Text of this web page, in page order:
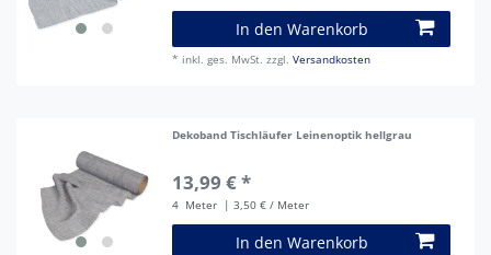
In den Warenkorb
* inkl. ges. MwSt. zzgl.Versandkosten
Dekoband Tischläufer Leinenoptik hellgrau
13,99 € *
4 Meter | 3,50 € / Meter
In den Warenkorb